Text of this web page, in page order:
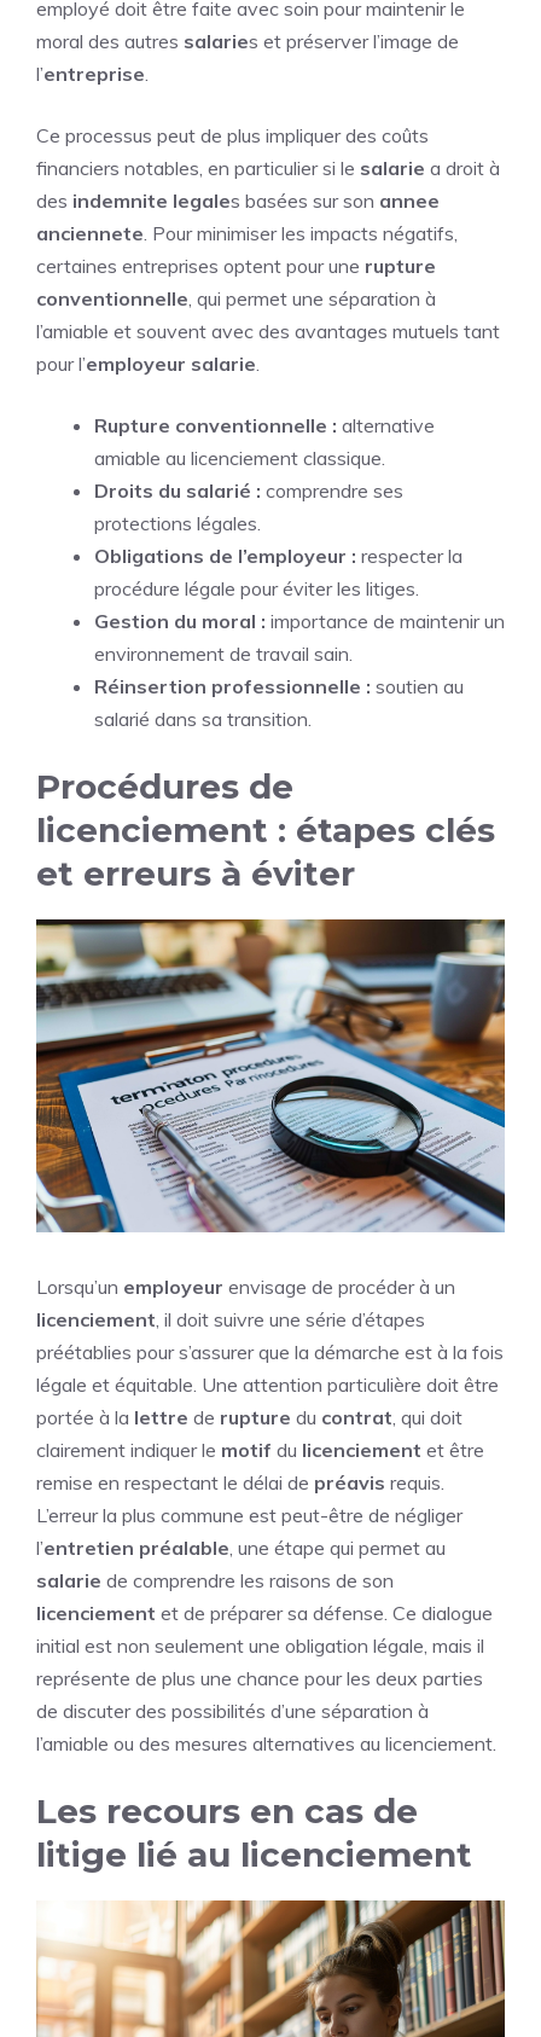
employé doit être faite avec soin pour maintenir le
moral des autres salaries et préserver l’image de
l’entreprise.
Ce processus peut de plus impliquer des coûts
financiers notables, en particulier si le salarie a droit à
des indemnite legales basées sur son annee
anciennete. Pour minimiser les impacts négatifs,
certaines entreprises optent pour une rupture
conventionnelle, qui permet une séparation à
l’amiable et souvent avec des avantages mutuels tant
pour l’employeur salarie.
Rupture conventionnelle : alternative
amiable au licenciement classique.
Droits du salarié : comprendre ses
protections légales.
Obligations de l’employeur : respecter la
procédure légale pour éviter les litiges.
Gestion du moral : importance de maintenir un
environnement de travail sain.
Réinsertion professionnelle : soutien au
salarié dans sa transition.
Procédures de
licenciement : étapes clés
et erreurs à éviter
Lorsqu’un employeur envisage de procéder à un
licenciement , il doit suivre une série d’étapes
préétablies pour s’assurer que la démarche est à la fois
légale et équitable. Une attention particulière doit être
portée à la lettre de rupture du contrat , qui doit
clairement indiquer le motif du licenciement et être
remise en respectant le délai de préavis requis.
L’erreur la plus commune est peut-être de négliger
l’entretien préalable , une étape qui permet au
salarie de comprendre les raisons de son
licenciement et de préparer sa défense. Ce dialogue
initial est non seulement une obligation légale, mais il
représente de plus une chance pour les deux parties
de discuter des possibilités d’une séparation à
l’amiable ou des mesures alternatives au licenciement.
Les recours en cas de
litige lié au licenciement